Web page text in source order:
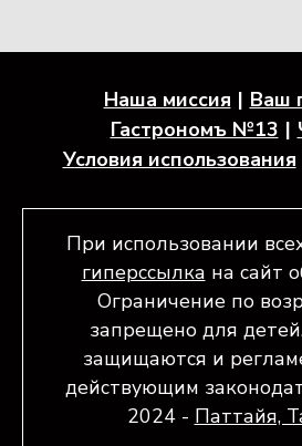
Наша миссия
Ваш
Гастрономъ №13
Условия использования
При использовании
гиперссылка на сайт
Ограничение по
запрещено для
защищаются и
действующим
2024 - Паттайя,